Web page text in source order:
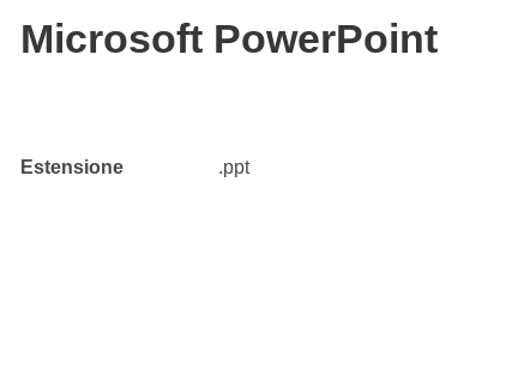
Microsoft PowerPoint
Estensione .ppt